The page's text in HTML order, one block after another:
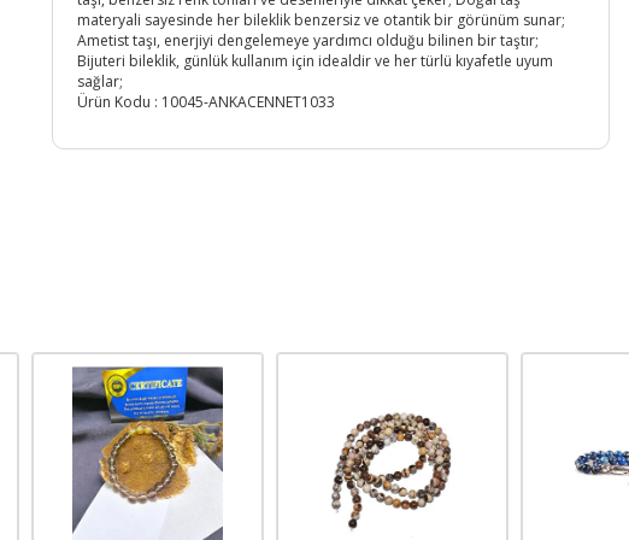
materyali sayesinde her bileklik benzersiz ve otantik bir görünüm sunar;
Ametist taşı, enerjiyi dengelemeye yardımcı olduğu bilinen bir taştır;
Bijuteri bileklik, günlük kullanım için idealdir ve her türlü kıyafetle uyum
sağlar;
Ürün Kodu : 10045-ANKACENNET1033